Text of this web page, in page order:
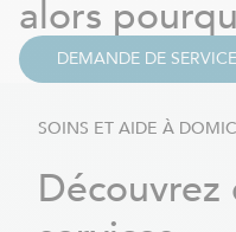
alors
DEMANDE DE SERVICE
SOINS ET AIDE À
Découvrez